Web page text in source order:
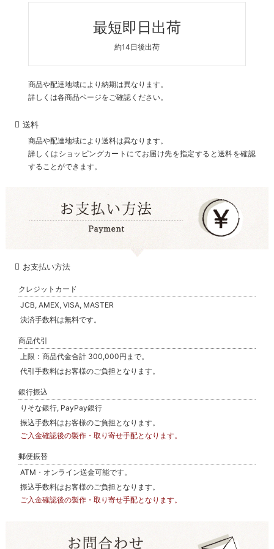
最短即日出荷
約14日後出荷
商品や配達地域により納期は異なります。
詳しくは各商品ページをご確認ください。
送料
商品や配達地域により送料は異なります。
詳しくはショッピングカートにてお届け先を指定すると送料を確認
することができます。
お支払い方法
クレジットカード
JCB, AMEX, VISA, MASTER
決済手数料は無料です。
商品代引
上限：商品代金合計 300,000円まで。
代引手数料はお客様のご負担となります。
銀行振込
りそな銀行, PayPay銀行
振込手数料はお客様のご負担となります。
ご入金確認後の製作・取り寄せ手配となります。
郵便振替
ATM・オンライン送金可能です。
振込手数料はお客様のご負担となります。
ご入金確認後の製作・取り寄せ手配となります。